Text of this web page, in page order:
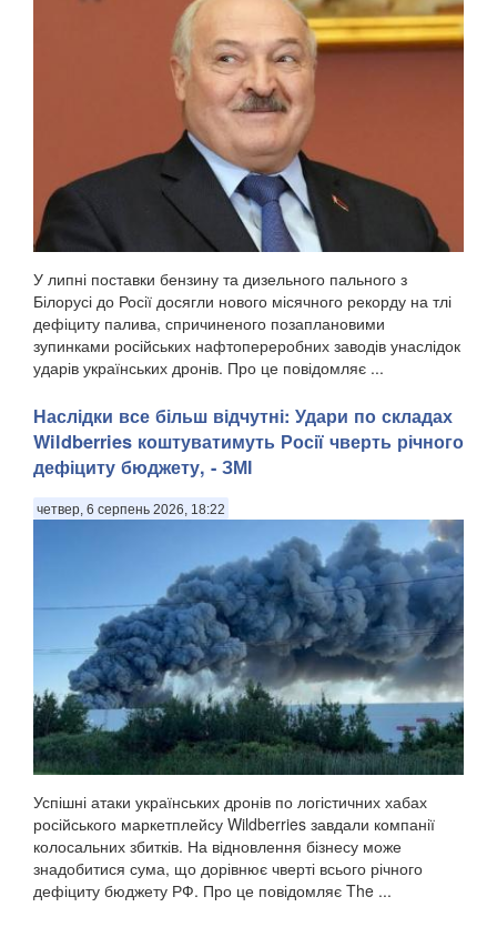
У липні поставки бензину та дизельного пального з
Білорусі до Росії досягли нового місячного рекорду на тлі
дефіциту палива, спричиненого позаплановими
зупинками російських нафтопереробних заводів унаслідок
ударів українських дронів. Про це повідомляє ...
Наслідки все більш відчутні: Удари по складах
Wildberries коштуватимуть Росії чверть річного
дефіциту бюджету, - ЗМІ
четвер, 6 серпень 2026, 18:22
Успішні атаки українських дронів по логістичних хабах
російського маркетплейсу Wildberries завдали компанії
колосальних збитків. На відновлення бізнесу може
знадобитися сума, що дорівнює чверті всього річного
дефіциту бюджету РФ. Про це повідомляє The ...